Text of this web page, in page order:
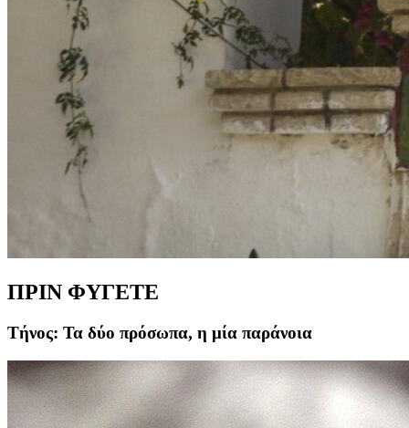
ΠΡΙΝ ΦΥΓΕΤΕ
Τήνος: Τα δύο πρόσωπα, η μία παράνοια